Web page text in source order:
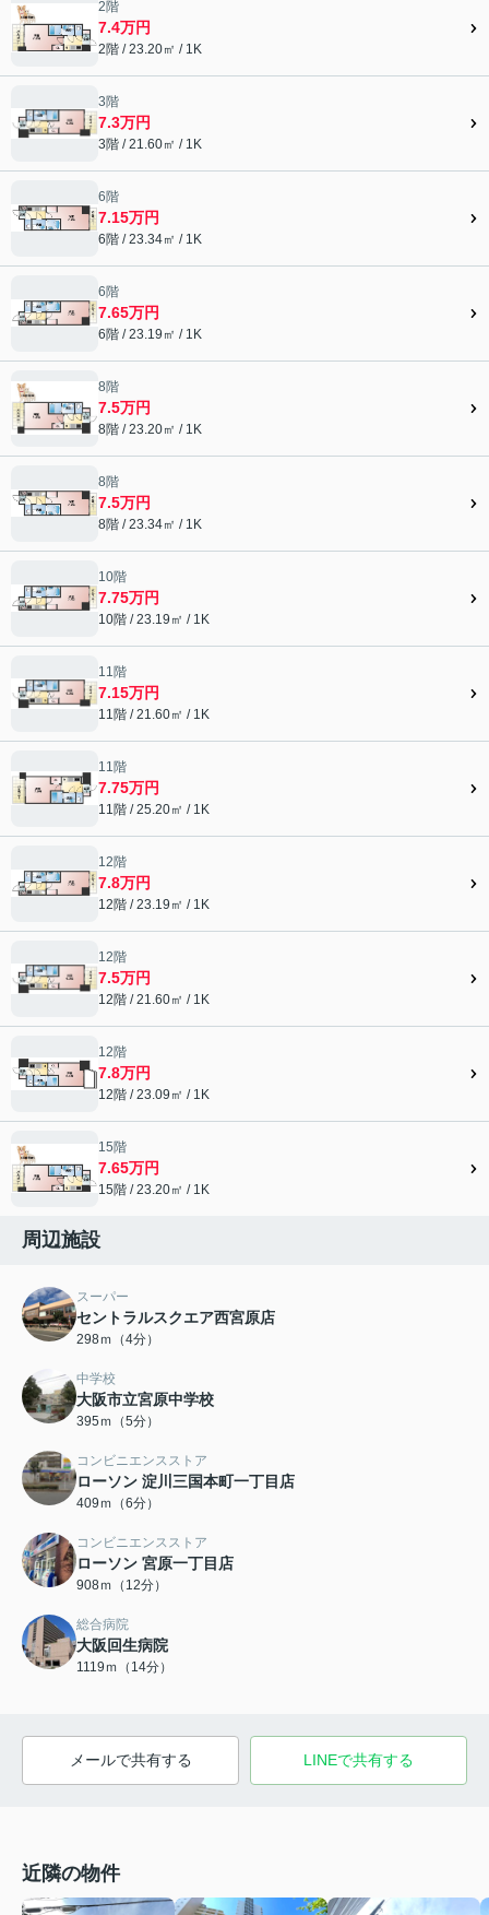
2階
7.4万円
2階 / 23.20㎡ / 1K
3階
7.3万円
3階 / 21.60㎡ / 1K
6階
7.15万円
6階 / 23.34㎡ / 1K
6階
7.65万円
6階 / 23.19㎡ / 1K
8階
7.5万円
8階 / 23.20㎡ / 1K
8階
7.5万円
8階 / 23.34㎡ / 1K
10階
7.75万円
10階 / 23.19㎡ / 1K
11階
7.15万円
11階 / 21.60㎡ / 1K
11階
7.75万円
11階 / 25.20㎡ / 1K
12階
7.8万円
12階 / 23.19㎡ / 1K
12階
7.5万円
12階 / 21.60㎡ / 1K
12階
7.8万円
12階 / 23.09㎡ / 1K
15階
7.65万円
15階 / 23.20㎡ / 1K
周辺施設
スーパー
セントラルスクエア西宮原店
298ｍ（4分）
中学校
大阪市立宮原中学校
395ｍ（5分）
コンビニエンスストア
ローソン 淀川三国本町一丁目店
409ｍ（6分）
コンビニエンスストア
ローソン 宮原一丁目店
908ｍ（12分）
総合病院
大阪回生病院
1119ｍ（14分）
メールで共有する LINEで共有する
近隣の物件